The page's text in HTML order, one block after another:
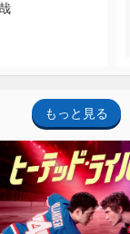
もっと見る